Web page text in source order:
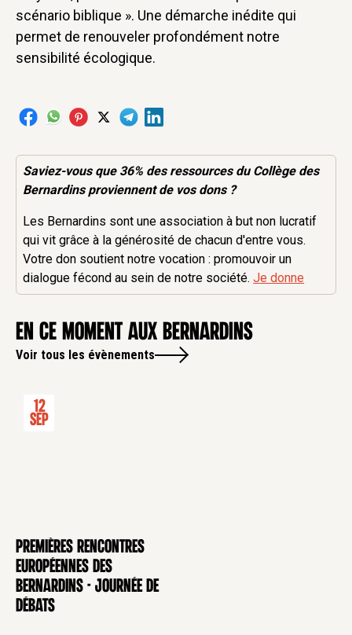
scénario biblique ». Une démarche inédite qui
permet de renouveler profondément notre
sensibilité écologique.
Saviez-vous que 36% desressourcesdu Collège des
Bernardins proviennent de vos dons ?
Les Bernardins sont une association à but non lucratif
qui vit grâce à la générosité de chacun d'entre vous.
Votre don soutient notre vocation : promouvoir un
dialogue fécond au sein de notre société.Je donne
en ce moment aux Bernardins
Voir tous les évènements
CONFÉRENCE
12
Sep
Premières rencontres
européennes des
Bernardins - Journée de
débats